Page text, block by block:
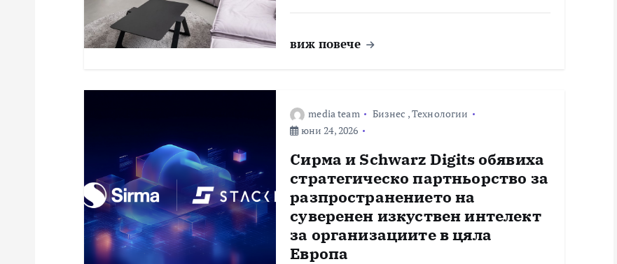
виж повече
media team Бизнес ,Технологии
юни 24, 2026
Сирма и Schwarz Digits обявиха
стратегическо партньорство за
разпространението на
суверенен изкуствен интелект
за организациите в цяла
Европа